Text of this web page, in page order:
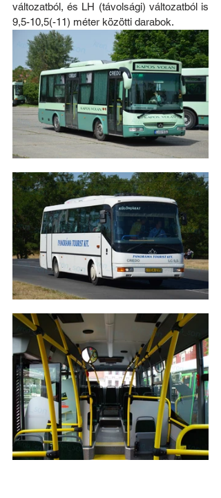
változatból, és LH (távolsági) változatból is
9,5-10,5(-11) méter közötti darabok.